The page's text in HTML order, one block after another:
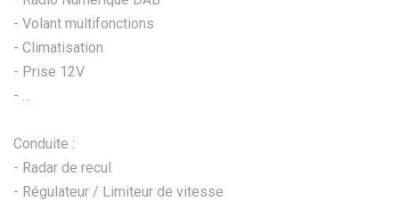
- Volant multifonctions
- Climatisation
- Prise 12V
- …
Conduite :
- Radar de recul
- Régulateur / Limiteur de vitesse